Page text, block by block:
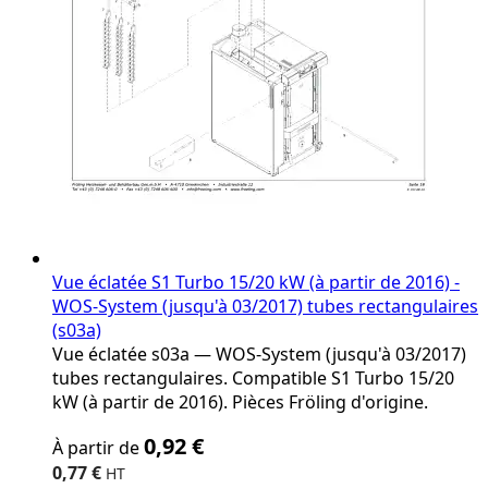
Vue éclatée S1 Turbo 15/20 kW (à partir de 2016) -
WOS-System (jusqu'à 03/2017) tubes rectangulaires
(s03a)
Vue éclatée s03a — WOS-System (jusqu'à 03/2017)
tubes rectangulaires. Compatible S1 Turbo 15/20
kW (à partir de 2016). Pièces Fröling d'origine.
price
depends
À partir de0,92 €
0,77 €